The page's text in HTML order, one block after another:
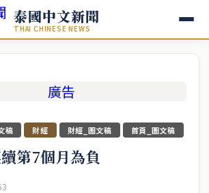
泰國中文新聞
THAI CHINESE NEWS
稿 財經 財經_圖文稿 首頁_圖文稿
第7個月為負